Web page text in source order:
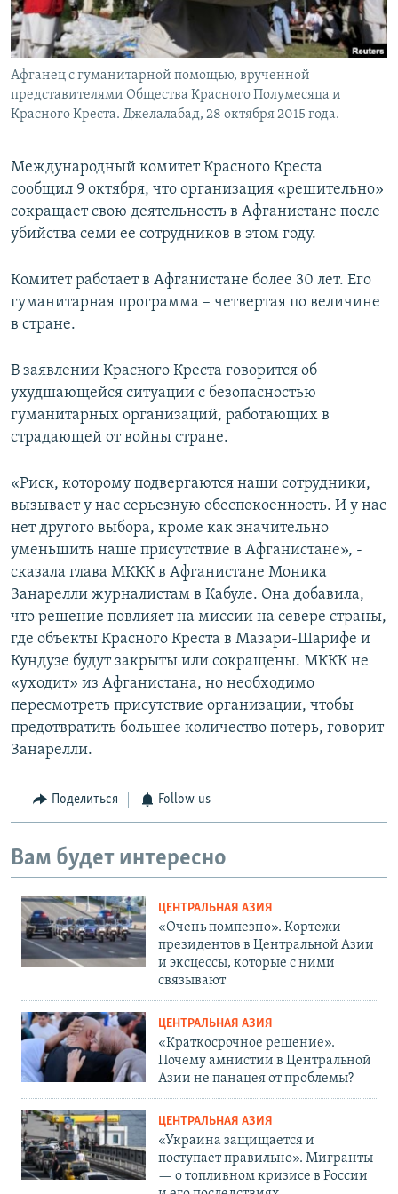
Афганец с гуманитарной помощью, врученной
представителями Общества Красного Полумесяца и
Красного Креста. Джелалабад, 28 октября 2015 года.
Международный комитет Красного Креста
сообщил 9 октября, что организация «решительно»
сокращает свою деятельность в Афганистане после
убийства семи ее сотрудников в этом году.
Комитет работает в Афганистане более 30 лет. Его
гуманитарная программа – четвертая по величине
в стране.
В заявлении Красного Креста говорится об
ухудшающейся ситуации с безопасностью
гуманитарных организаций, работающих в
страдающей от войны стране.
«Риск, которому подвергаются наши сотрудники,
вызывает у нас серьезную обеспокоенность. И у нас
нет другого выбора, кроме как значительно
уменьшить наше присутствие в Афганистане», -
сказала глава МККК в Афганистане Моника
Занарелли журналистам в Кабуле. Она добавила,
что решение повлияет на миссии на севере страны,
где объекты Красного Креста в Мазари-Шарифе и
Кундузе будут закрыты или сокращены. МККК не
«уходит» из Афганистана, но необходимо
пересмотреть присутствие организации, чтобы
предотвратить большее количество потерь, говорит
Занарелли.
Поделиться Follow us
Вам будет интересно
ЦЕНТРАЛЬНАЯ АЗИЯ
«Очень помпезно». Кортежи
президентов в Центральной Азии
и эксцессы, которые с ними
связывают
ЦЕНТРАЛЬНАЯ АЗИЯ
«Краткосрочное решение».
Почему амнистии в Центральной
Азии не панацея от проблемы?
ЦЕНТРАЛЬНАЯ АЗИЯ
«Украина защищается и
поступает правильно». Мигранты
— о топливном кризисе в России